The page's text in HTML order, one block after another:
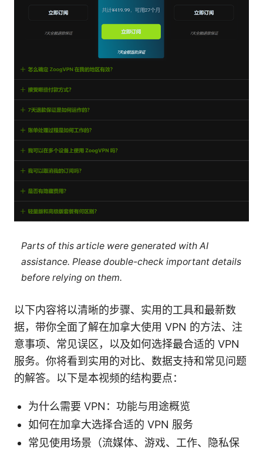
Parts of this article were generated with AI
assistance. Please double-check important details
before relying on them.
以下内容将以清晰的步骤、实用的工具和最新数
据，带你全面了解在加拿大使用 VPN 的方法、注
意事项、常见误区，以及如何选择最合适的 VPN
服务。你将看到实用的对比、数据支持和常见问题
的解答。以下是本视频的结构要点：
为什么需要 VPN：功能与用途概览
如何在加拿大选择合适的 VPN 服务
常见使用场景（流媒体、游戏、工作、隐私保